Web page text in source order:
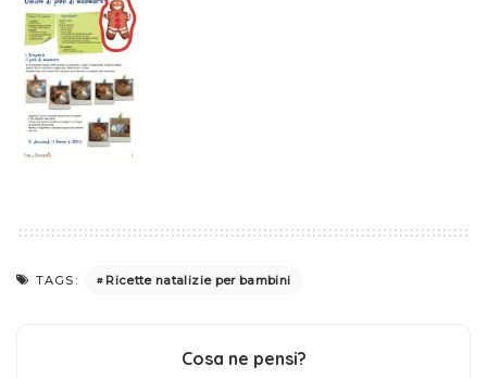
TAGS: Ricette natalizie per bambini
Cosa ne pensi?